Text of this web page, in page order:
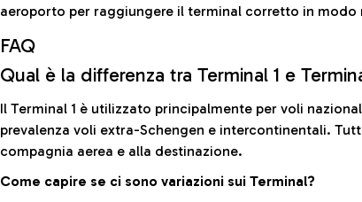
aeroporto per raggiungere il terminal corretto in modo
FAQ
Qual è la differenza tra Terminal 1 e
Il Terminal 1 è utilizzato principalmente per voli
prevalenza voli extra-Schengen e intercontinentali.
compagnia aerea e alla destinazione.
Come capire se ci sono variazioni sui Terminal?